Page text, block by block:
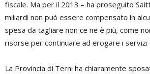
fiscale. Ma per il 2013 – ha proseguito
miliardi non può essere compensato in
spesa da tagliare non ce ne è più, come
risorse per continuare ad erogare i servizi
La Provincia di Terni ha chiaramente